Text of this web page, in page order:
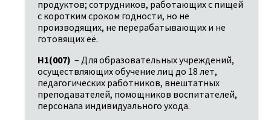
продуктов; сотрудников, работающих с пищей
с коротким сроком годности, но не
производящих, не перерабатывающих и не
готовящих её.
H1(007) – Для образовательных учреждений,
осуществляющих обучение лиц до 18 лет,
педагогических работников, внештатных
преподавателей, помощников воспитателей,
персонала индивидуального ухода.